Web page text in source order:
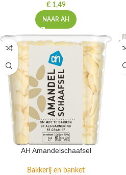
€1,49
NAAR AH
AH Amandelschaafsel
Bakkerij en banket